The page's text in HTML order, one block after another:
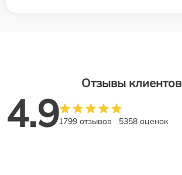
Отзывы клиентов
4.91799 отзывов 5358 оценок